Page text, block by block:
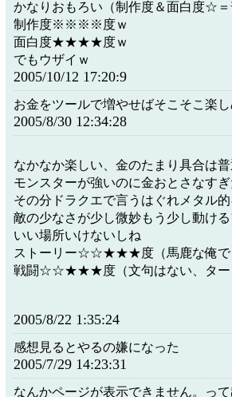
かなりおもろい（制作度＆面白度☆
制作度※※※※度ｗ
面白度★★★★度ｗ
でもウザイｗ
2005/10/12 17:20:9
お金をツールで増やせばそこそこ楽
2005/8/30 12:34:28
なかなか楽しい、金のたまり具合は
モンスターが強いのに金おとさなすぎ
その分ドラクエで言うはぐれメタル
敵の少なさが少し微妙もう少し動け
いい場所いけないしね
ストーリー☆☆★★★度（馬鹿な俺で
戦闘☆☆★★★度（文句はない、ター
2005/8/22 1:35:24
感想見るとやるの嫌になった
2005/7/29 14:23:31
なんかページが表示できません。っ